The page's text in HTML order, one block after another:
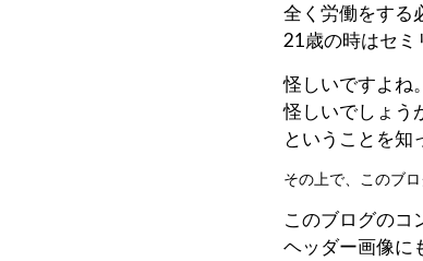
全く労働をする
21歳の時はセミ
怪しいですよね。
怪しいでしょう
ということを知
その上で、このブ
このブログのコ
ヘッダー画像に